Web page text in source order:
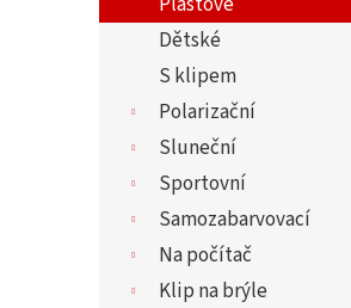
e
Dětské
S klipem
Polarizační
Sluneční
Sportovní
Samozabarvovací
Na počítač
Klip na brýle